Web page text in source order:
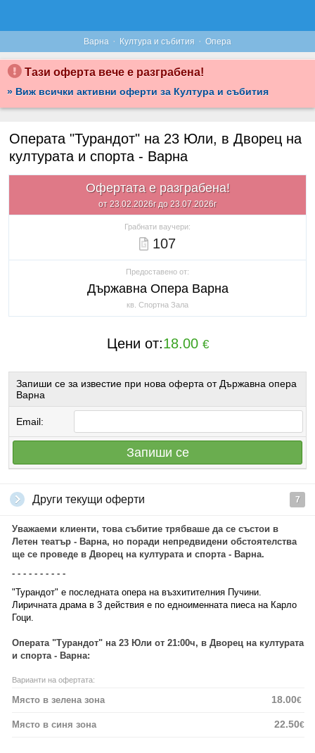
Варна · Култура и събития · Опера
Тази оферта вече е разграбена!
» Виж всички активни оферти за Култура и събития
Операта "Турандот" на 23 Юли, в Дворец на
културата и спорта - Варна
Офертата е разграбена!
от 23.02.2026г до 23.07.2026г
Грабнати ваучери:
107
Предоставено от:
Държавна Опера Варна
кв. Спортна Зала
Цени от:18.00 €
Запиши се за известие при нова оферта от Държавна опера
Варна
Email:
Запиши се
Други текущи оферти 7
Уважаеми клиенти, това събитие трябваше да се състои в
Летен театър - Варна, но поради непредвидени обстоятелства
ще се проведе в Дворец на културата и спорта - Варна.
- - - - - - - - - -
"Турандот" е последната опера на възхитителния Пучини.
Лиричната драма в 3 действия е по едноименната пиеса на Карло
Гоци.
Операта "Турандот" на 23 Юли от 21:00ч, в Дворец на културата
и спорта - Варна:
Варианти на офертата:
Място в зелена зона 18.00€
Място в синя зона 22.50€